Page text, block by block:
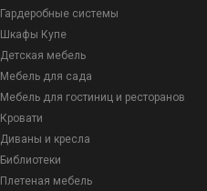
Гардеробные системы
Шкафы Купе
Детская мебель
Мебель для сада
Мебель для гостиниц и ресторанов
Кровати
Диваны и кресла
Библиотеки
Плетеная мебель